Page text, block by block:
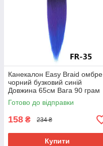
Канекалон Easy Braid омбре
чорний бузковий синій
Довжина 65см Вага 90 грам
Низькотемпературний 100-
150°С FR-35
Готово до відправки
158 ₴ 234 ₴
Купити